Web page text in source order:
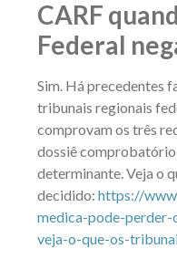
CARF
Federal
Sim. Há precedentes
tribunais regionais
comprovam os três
dossiê comprobatório
determinante. Veja o
decidido: https://
medica-pode-
veja-o-que-os-